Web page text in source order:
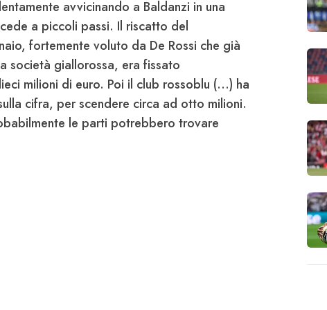
avvicinando a Baldanzi in una
a piccoli passi. Il riscatto del
fortemente voluto da De Rossi che già
società giallorossa, era fissato
milioni di euro. Poi il club rossoblu (...) ha
cifra, per scendere circa ad otto milioni.
le parti potrebbero trovare